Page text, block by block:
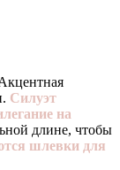
Силуэт
на
длине, чтобы
шлевки для